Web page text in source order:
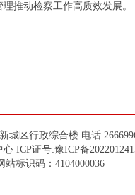
推动检察工作高质效发展。
城区行政综合楼 电话
ICP证号:豫ICP备
标识码：4104000036